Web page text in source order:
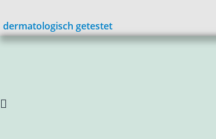
dermatologisch getestet